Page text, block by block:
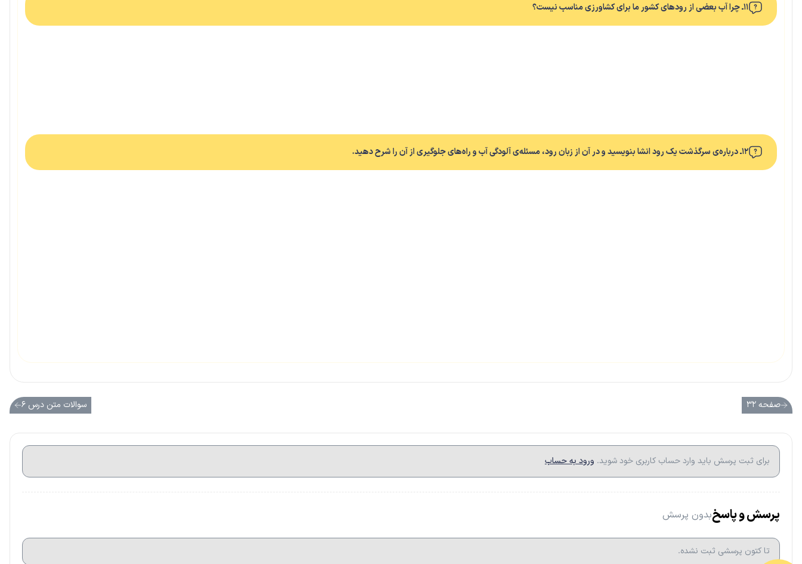
۱۱ـ چرا آب بعضی از رودهای کشور ما برای کشاورزی مناسب نیست؟
۱۲ـ درباره‌ی سرگذشت یک رود انشا بنویسید و در آن از زبان رود، مسئله‌ی آلودگی آب و راه‌های جلوگیری از آن را شرح دهید.
صفحه ۳۲ سوالات متن درس ۶
برای ثبت پرسش باید وارد حساب کاربری خود شوید. ورود به حساب
پرسش و پاسخبدون پرسش
تا کتون پرسشی ثبت نشده.